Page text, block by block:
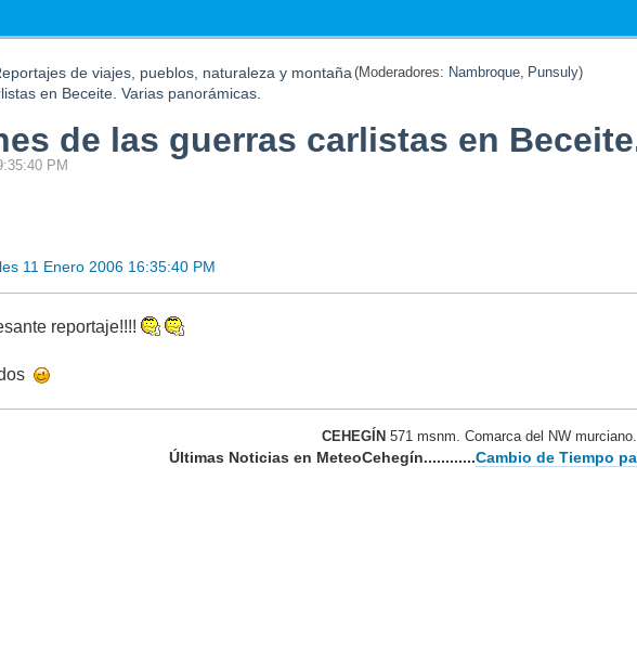
de viajes, pueblos, naturaleza y montaña (Moderadores: Nambroque, Punsuly)
en Beceite. Varias panorámicas.
de las guerras carlistas en
PM
11 Enero 2006 16:35:40 PM
reportaje!!!!
CEHEGÍN 571 msnm. Comarca del NW murciano.
Últimas Noticias en MeteoCehegín............Cambio de Tiempo